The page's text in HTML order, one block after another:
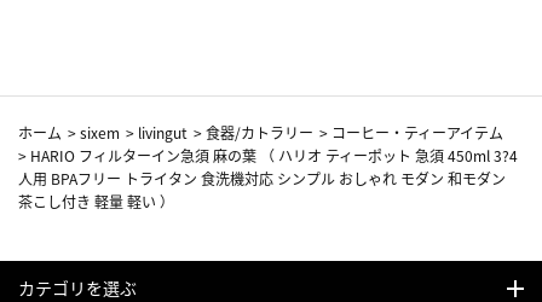
ホーム >sixem > livingut >食器/カトラリー > コーヒー・ティーアイテム
> HARIO フィルターイン急須 麻の葉 （ ハリオ ティーポット 急須 450ml 3?4
人用 BPAフリー トライタン 食洗機対応 シンプル おしゃれ モダン 和モダン
茶こし付き 軽量 軽い ）
カテゴリを選ぶ